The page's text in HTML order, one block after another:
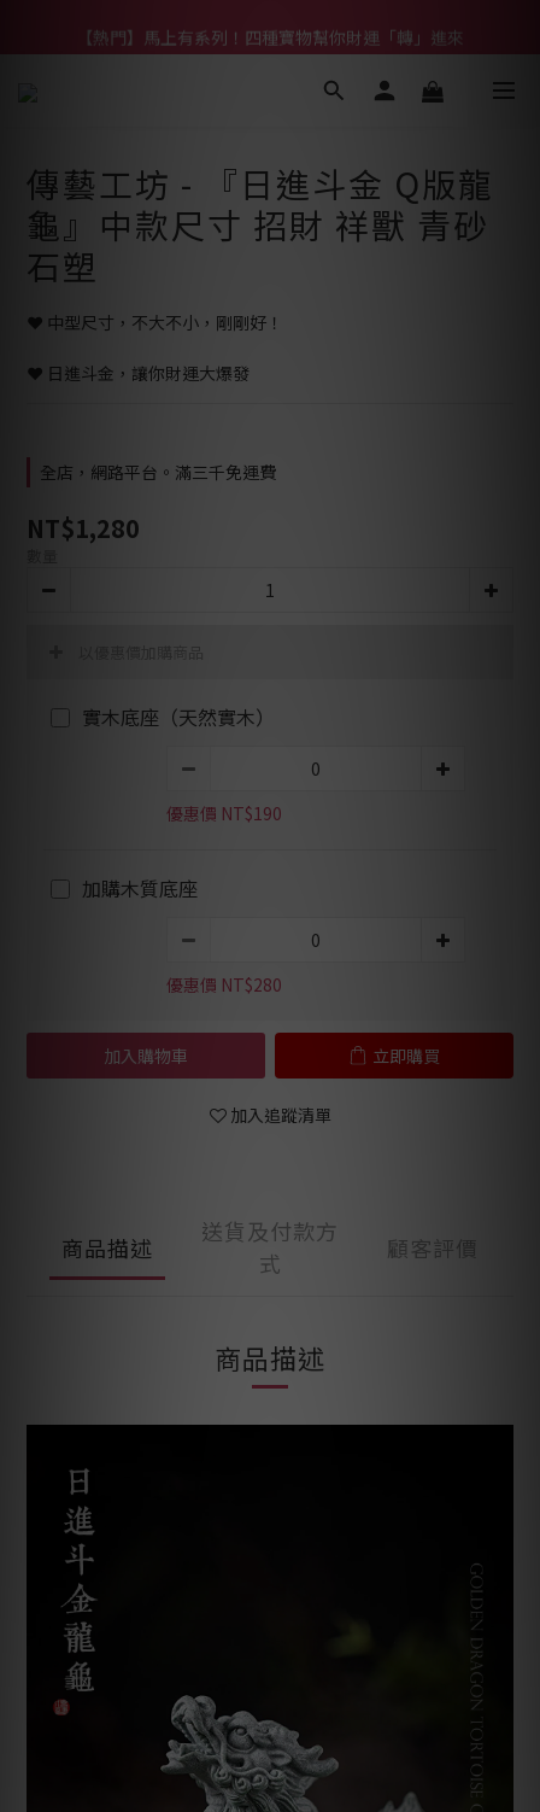
【熱門】馬上有系列！四種寶物幫你財運「轉」進來
【熱門】馬上有系列！四種寶物幫你財運「轉」進來
【補貨通知】悟道齊天大聖｜到貨拉！
傳藝工坊 - 『日進斗金 Q版龍
龜』中款尺寸 招財 祥獸 青砂
石塑
❤️ 中型尺寸，不大不小，剛剛好！
❤️ 日進斗金，讓你財運大爆發
全店，網路平台。滿三千免運費
NT$1,280
實木底座（天然實木）
優惠價 NT$190
加購木質底座
優惠價 NT$280
加入購物車 立即購買
加入追蹤清單
商品描述
送貨及付款方
式
顧客評價
商品描述